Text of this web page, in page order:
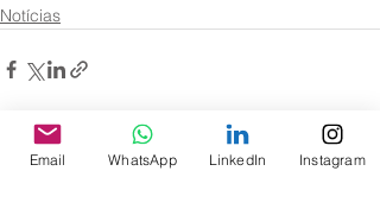
Notícias
Posts recentes Ver tudo
Email WhatsApp LinkedIn Instagram